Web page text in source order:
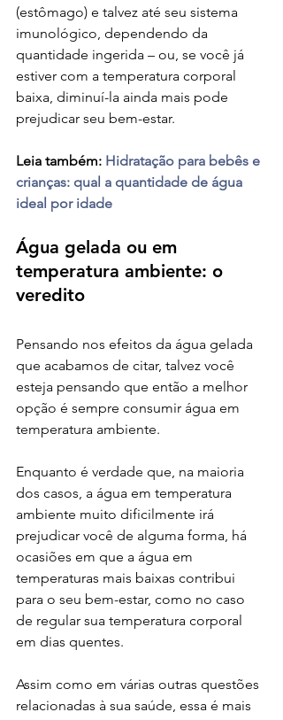
(estômago) e talvez até seu sistema
imunológico, dependendo da
quantidade ingerida – ou, se você já
estiver com a temperatura corporal
baixa, diminuí-la ainda mais pode
prejudicar seu bem-estar.
Leia também: Hidratação para bebês e
crianças: qual a quantidade de água
ideal por idade
Água gelada ou em
temperatura ambiente: o
veredito
Pensando nos efeitos da água gelada
que acabamos de citar, talvez você
esteja pensando que então a melhor
opção é sempre consumir água em
temperatura ambiente.
Enquanto é verdade que, na maioria
dos casos, a água em temperatura
ambiente muito dificilmente irá
prejudicar você de alguma forma, há
ocasiões em que a água em
temperaturas mais baixas contribui
para o seu bem-estar, como no caso
de regular sua temperatura corporal
em dias quentes.
Assim como em várias outras questões
relacionadas à sua saúde, essa é mais